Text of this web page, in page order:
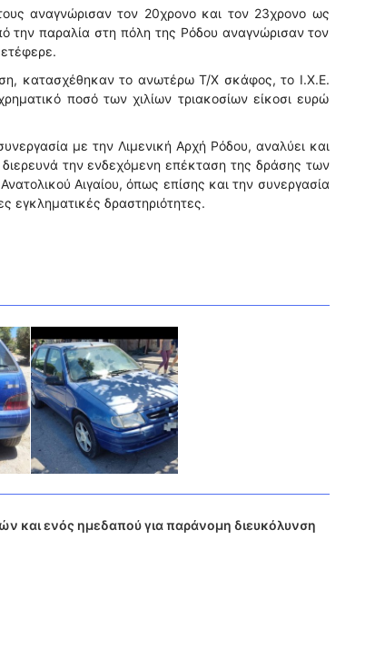
αναγνώρισαν τον 20χρονο και τον 23χρονο ως
την παραλία στη πόλη της Ρόδου αναγνώρισαν τον
κατασχέθηκαν το ανωτέρω Τ/Χ σκάφος, το Ι.Χ.Ε.
ποσό των χιλίων τριακοσίων είκοσι ευρώ
με την Λιμενική Αρχή Ρόδου, αναλύει και
την ενδεχόμενη επέκταση της δράσης των
Αιγαίου, όπως επίσης και την συνεργασία
εγκληματικές δραστηριότητες.
και ενός ημεδαπού για παράνομη διευκόλυνση